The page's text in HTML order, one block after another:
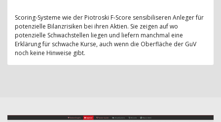
Scoring-Systeme wie der Piotroski F-Score sensibiliseren Anleger für
potenzielle Bilanzrisiken bei ihren Aktien. Sie zeigen auf wo
potenzielle Schwachstellen liegen und liefern manchmal eine
Erklärung für schwache Kurse, auch wenn die Oberfläche der GuV
noch keine Hinweise gibt.